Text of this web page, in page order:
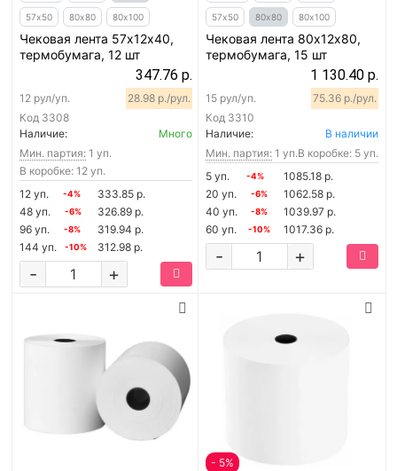
57х50 80х80 80х100
Чековая лента 57х12х40,
термобумага, 12 шт
347.76 р.
Код 3308
12 рул/уп. 28.98 р./рул.
Наличие:
Много
Мин. партия: 1 уп.
В коробке: 12 уп.
12 уп.
-4%
333.85 р.
48 уп.
-6%
326.89 р.
96 уп.
-8%
319.94 р.
144 уп.
-10% 312.98 р.
+
-
57х50 80х80 80х100
Чековая лента 80х12х80,
термобумага, 15 шт
1 130.40 р.
Код 3310
15 рул/уп. 75.36 р./рул.
Наличие:
В наличии
Мин. партия: 1 уп.В коробке: 5 уп.
5 уп.
-4%
1085.18 р.
20 уп.
-6%
1062.58 р.
40 уп.
-8%
1039.97 р.
60 уп.
-10% 1017.36 р.
+
-
- 5%